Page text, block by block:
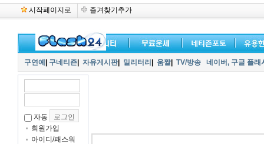
시작페이지로 즐겨찾기추가
구연예 구네티즌 자유게시판| 밀리터리 움짤| TV/방송 네이버, 구글 플
자동
회원가입
아이디/패스워